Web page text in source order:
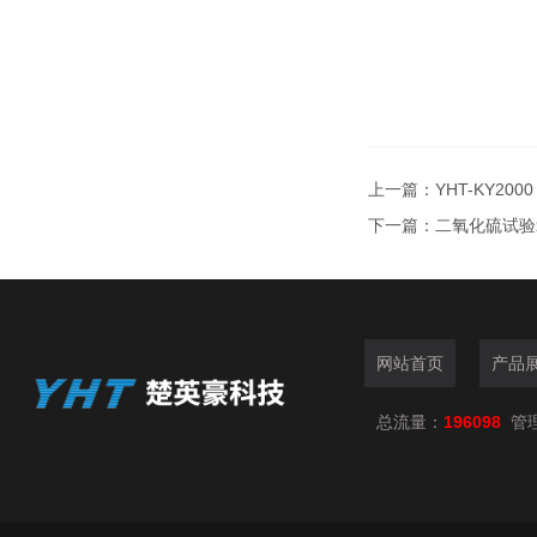
上一篇： YHT-
下一篇： 二氧化硫试
网站首页 产品
总流量： 196098 管